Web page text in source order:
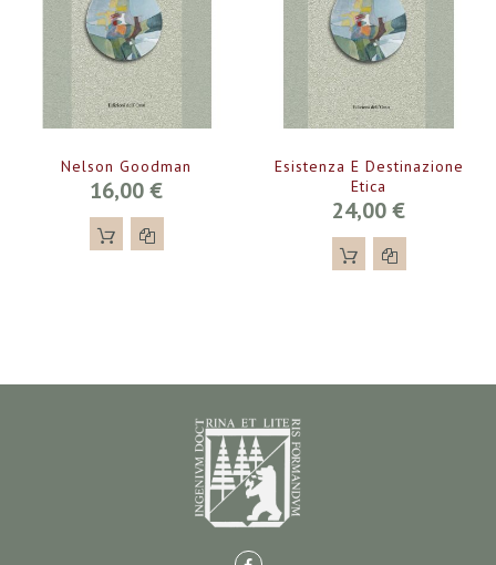
Nelson Goodman
16,00 €
Esistenza E Destinazione
Etica
24,00 €